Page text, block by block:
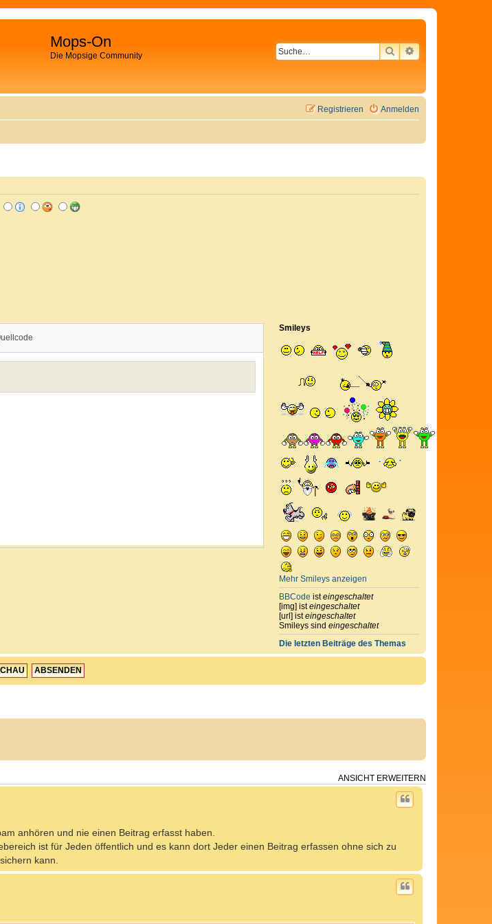
Mops-On
Die Mopsige Community SUCHEERWEITERTE
Anmelden
Registrieren
Smileys
Mehr Smileys anzeigen
BBCode isteingeschaltet
[img] isteingeschaltet
[url] isteingeschaltet
Smileys sindeingeschaltet
Die letzten Beiträge des Themas
ANSICHT ERWEITERN
anhören und nie einen Beitrag erfasst haben.
ist für Jeden öffentlich und es kann dort Jeder einen Beitrag erfassen ohne sich zu
kann.